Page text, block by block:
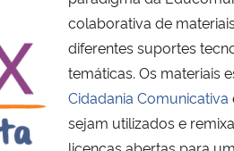
colaborativa de
diferentes suportes
temáticas. Os materiais
Cidadania Comunicativa
sejam utilizados e
licenças abertas para